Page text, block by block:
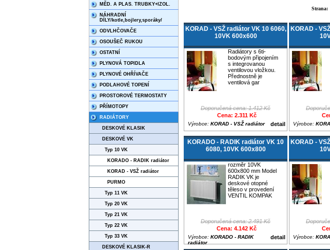
MĚD. A PLAS. TRUBKY+IZOL.
NÁHRADNÍ
DÍLY/kotle,bojlery,sporáky/
ODVLHČOVAČE
OSOUŠEČ RUKOU
OSTATNÍ
PLYNOVÁ TOPIDLA
PLYNOVÉ OHŘÍVAČE
PODLAHOVÉ TOPENÍ
PROSTOROVÉ TERMOSTATY
PŘÍMOTOPY
RADIÁTORY
DESKOVÉ KLASIK
DESKOVÉ VK
Typ 10 VK
KORADO - RADIK radiátor
KORAD - VSŽ radiátor
PURMO
Typ 11 VK
Typ 20 VK
Typ 21 VK
Typ 22 VK
Typ 33 VK
DESKOVÉ KLASIK-R
Strana:
KORAD - VSŽ radiátor VK 10 6060,
10VK 600x600
Radiátory s 6ti-
bodovým připojením
s integrovanou
ventilovou vložkou.
Přednostně je
ventilová gar
Doporučená cena: 1.412 Kč
Cena: 2.311 Kč
detail
Výrobce: KORAD - VSŽ radiátor
KORAD -
Výrobce:
KORADO - RADIK radiátor VK 10
6080, 10VK 600x800
rozměr 10VK
600x800 mm Model
RADIK VK je
deskové otopné
těleso v provedení
VENTIL KOMPAK
Doporučená cena: 2.491 Kč
Cena: 4.142 Kč
detail
Výrobce: KORADO - RADIK
radiátor
KORAD -
Výrobce: